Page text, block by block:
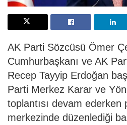
AK Parti Sözcüsü Ömer
Cumhurbaşkanı ve AK
Recep Tayyip Erdoğan
Parti Merkez Karar ve
toplantısı devam ederken
merkezinde düzenlediği